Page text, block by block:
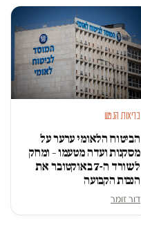
בריאות הנפש
הביטוח הלאומי ערער על
מסקנות ועדה מטעמו – ומחק
לשורד ה-7 באוקטובר את
הנכות הקבועה
דור זומר